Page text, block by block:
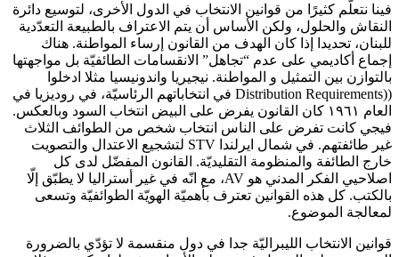
فينا نتعلّم كثيرًا من قوانين الانتخاب في الدول الأخرى، لتوسيع دائرة
النقاش والحلول، ولكن الأساس أن يتم الاعتراف بالطبيعة التعدّدية
للبنان، تحديدا إذا كان الهدف من القانون إرساء المواطنة. هناك
إجماع أكاديمي على عدم “تجاهل” الانقسامات الطائفيّة بل مواجهتها
بالتوازن بين التمثيل و المواطنة. نيجيريا واندونيسيا مثلا ادخلوا
((Distribution Requirements في انتخاباتهم الرئاسيّة، في روديزيا في
العام ١٩٦١ كان القانون يفرض على البيض انتخاب السود وبالعكس.
فيجي كانت تفرض على الناس انتخاب شخص من الطوائف الثلاث
غير طائفتهم. في شمال ايرلندا STV لتشجيع الاعتدال والتصويت
خارج الطائفة والمنظومة التقليديّة. القانون المفضّل لدى كل
اصلاحيي الفكر المدني هو AV، مع انّه في غير أستراليا لا يطبّق إلّا
بالكتب. كل هذه القوانين تعترف بأهميّة الهويّة الطوائفيّة وتسعى
لمعالجة الموضوع.
قوانين الانتخاب الليبراليّة جدا في دول منقسمة لا تؤدّي بالضرورة